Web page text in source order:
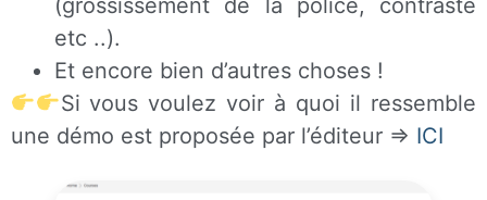
(grossissement de la police, contraste
etc ..).
Et encore bien d’autres choses !
Si vous voulez voir à quoi il ressemble
une démo est proposée par l’éditeur => ICI